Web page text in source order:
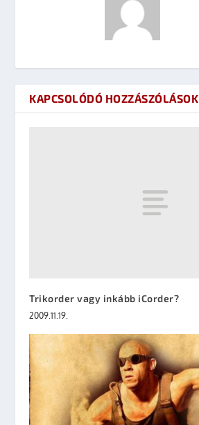
KAPCSOLÓDÓ HOZZÁSZÓLÁSOK
Trikorder vagy inkább iCorder?
2009.11.19.